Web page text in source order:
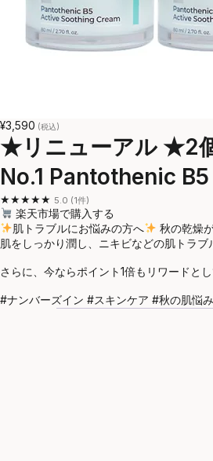
¥3,590 (税込)
★リニューアル ★2
No.1 Pantothenic
★★★★★ 5.0 (1件)
楽天市場で購入する
肌トラブルにお悩みの方へ
秋の乾燥
肌をしっかり潤し、ニキビなどの肌トラ
さらに、今ならポイント1倍もリワードと
#ナンバーズイン #スキンケア #秋の肌悩